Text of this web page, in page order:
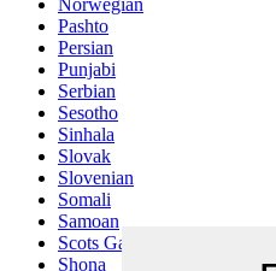
Pashto
Persian
Punjabi
Serbian
Sesotho
Sinhala
Slovak
Slovenian
Somali
Samoan
Scots Gaelic
Shona